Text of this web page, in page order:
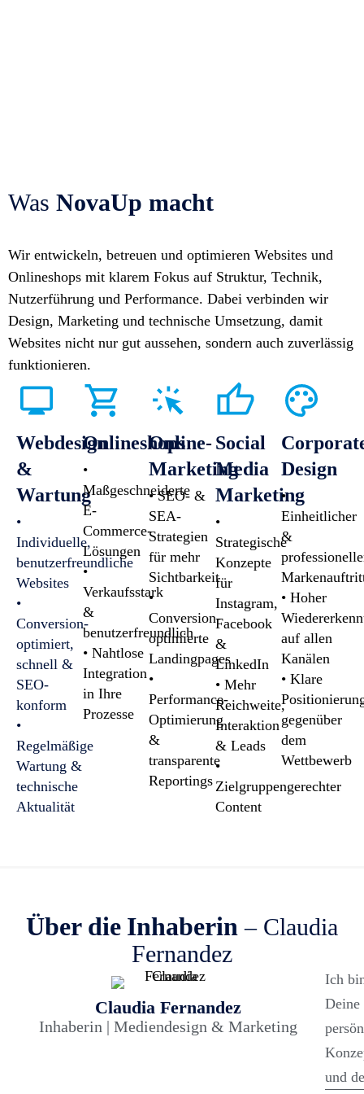
Was NovaUp macht
Wir entwickeln, betreuen und optimieren Websites und
Onlineshops mit klarem Fokus auf Struktur, Technik,
Nutzerführung und Performance. Dabei verbinden wir
Design, Marketing und technische Umsetzung, damit
Websites nicht nur gut aussehen, sondern auch zuverlässig
funktionieren.
Webdesign
&
Wartung
•
Individuelle,
benutzerfreundliche
Websites
•
Conversion-
optimiert,
schnell &
SEO-
konform
•
Regelmäßige
Wartung &
technische
Aktualität
Onlineshops
•
Maßgeschneiderte
E-
Commerce-
Lösungen
•
Verkaufsstark
&
benutzerfreundlich
• Nahtlose
Integration
in Ihre
Prozesse
Online-
Marketing
• SEO- &
SEA-
Strategien
für mehr
Sichtbarkeit
•
Conversion-
optimierte
Landingpages
•
Performance-
Optimierung
&
transparente
Reportings
Social
Media
Marketing
•
Strategische
Konzepte
für
Instagram,
Facebook
&
LinkedIn
• Mehr
Reichweite,
Interaktion
& Leads
•
Zielgruppengerechter
Content
Design
•
Einheitlicher
&
• Hoher
auf allen
Kanälen
• Klare
gegenüber
dem
Wettbewerb
Über die Inhaberin – Claudia
Fernandez
Claudia Fernandez
Inhaberin | Mediendesign & Marketing
Ich
Deine
und